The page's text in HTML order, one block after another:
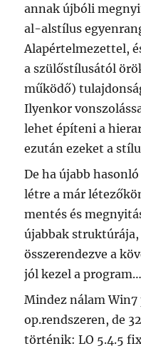
annak újbóli
al-alstílus
Alapértelmezettel,
a szülőstílusától
működő)
Ilyenkor
lehet építeni a
ezután ezeket a
De ha újabb
létre a már
mentés és
újabbak
összerendezve a
jól kezel a program…
Mindez nálam
op.rendszeren, de
történik: LO 5.4.5